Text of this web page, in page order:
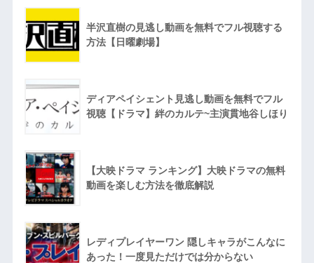
半沢直樹の見逃し動画を無料でフル視聴する
方法【日曜劇場】
ディアペイシェント見逃し動画を無料でフル
視聴【ドラマ】絆のカルテ~主演貫地谷しほり
【大映ドラマ ランキング】大映ドラマの無料
動画を楽しむ方法を徹底解説
レディプレイヤーワン 隠しキャラがこんなに
あった！一度見ただけでは分からない